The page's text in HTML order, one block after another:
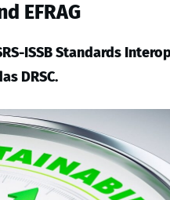
EFRAG
ISSB Standards
DRSC.